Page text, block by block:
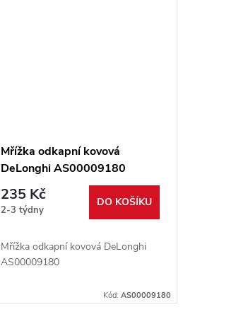
Mřížka odkapní kovová
DeLonghi AS00009180
235 Kč
2-3 týdny
DO KOŠÍKU
Mřížka odkapní kovová DeLonghi
AS00009180
Kód: AS00009180